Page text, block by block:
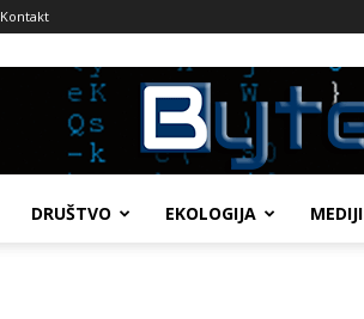
Kontakt
DRUŠTVO EKOLOGIJA MEDIJI